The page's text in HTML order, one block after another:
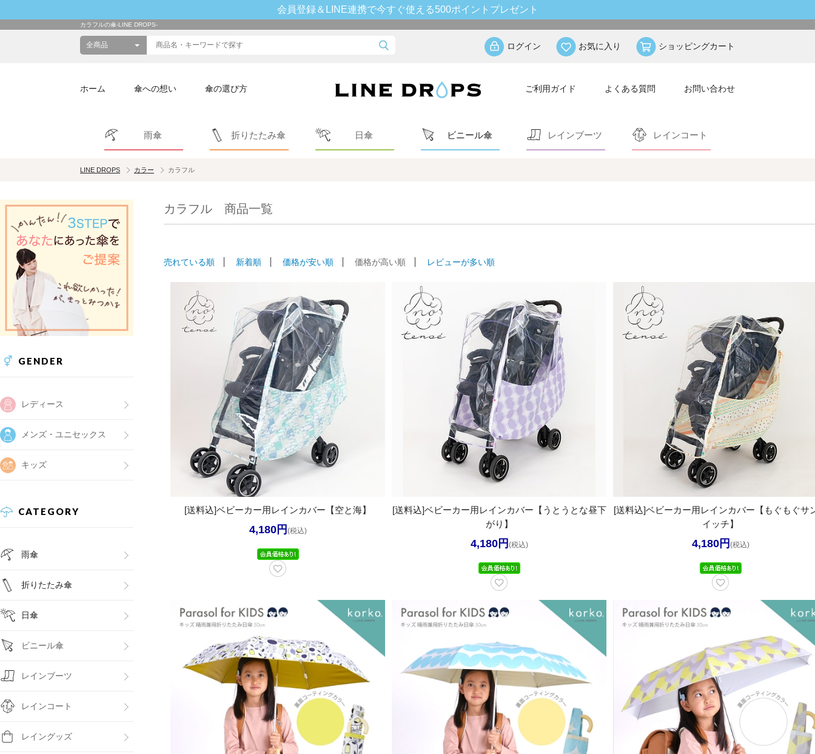
会員登録＆LINE連携で今すぐ使える500ポイントプレゼント
カラフルの傘-LINE DROPS-
ログイン お気に入り ショッピングカート
ホーム 傘への想い 傘の選び方 ご利用ガイド よくある質問 お問い合わせ
雨傘 折りたたみ傘 日傘 ビニール傘 レインブーツ レインコート
LINE DROPS カラー カラフル
GENDER
レディース
メンズ・ユニセックス
キッズ
CATEGORY
雨傘
折りたたみ傘
日傘
ビニール傘
レインブーツ
レインコート
レイングッズ
カラフル 商品一覧
売れている順 新着順 価格が安い順 価格が高い順 レビューが多い順
[送料込]ベビーカー用レインカバー【空と海】
4,180円 (税込)
[送料込]ベビーカー用レインカバー【うとうとな昼下
がり】
4,180円 (税込)
[送料込]ベビーカー用レインカバー【もぐもぐサ
イッチ】
4,180円 (税込)